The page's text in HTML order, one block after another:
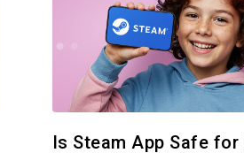
Facebook Kopiuj link
Is Steam App Safe for